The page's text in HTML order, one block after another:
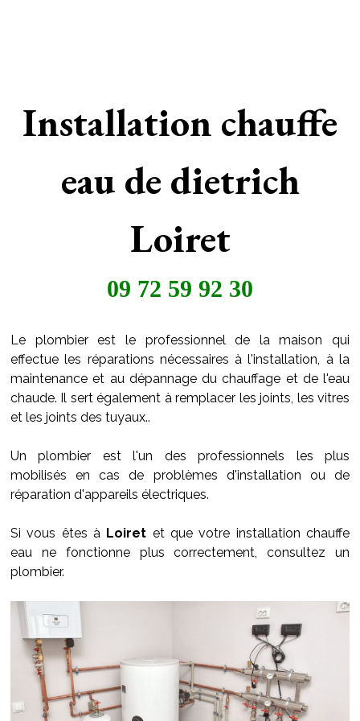
Installation chauffe
eau de dietrich
Loiret
09 72 59 92 30
Le plombier est le professionnel de la maison qui
effectue les réparations nécessaires à l'installation, à la
maintenance et au dépannage du chauffage et de l'eau
chaude. Il sert également à remplacer les joints, les vitres
et les joints des tuyaux..
Un plombier est l'un des professionnels les plus
mobilisés en cas de problèmes d'installation ou de
réparation d'appareils électriques.
Si vous êtes à Loiret et que votre installation chauffe
eau ne fonctionne plus correctement, consultez un
plombier.